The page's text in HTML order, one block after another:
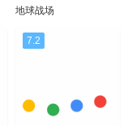
地球战场
7.2